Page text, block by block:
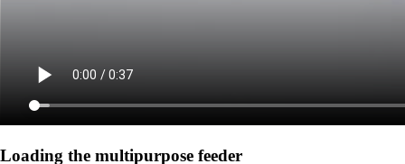
Loading the multipurpose feeder